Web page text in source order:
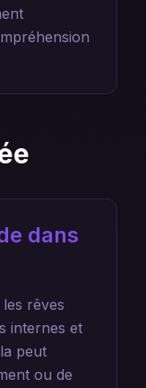
dans
rêves
internes et
peut
ou de